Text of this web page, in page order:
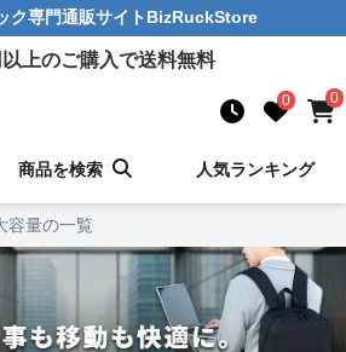
ク専門通販サイト BizRuckStore
以上のご購入で送料無料
0 0
商品を検索 人気ランキング
容量の一覧